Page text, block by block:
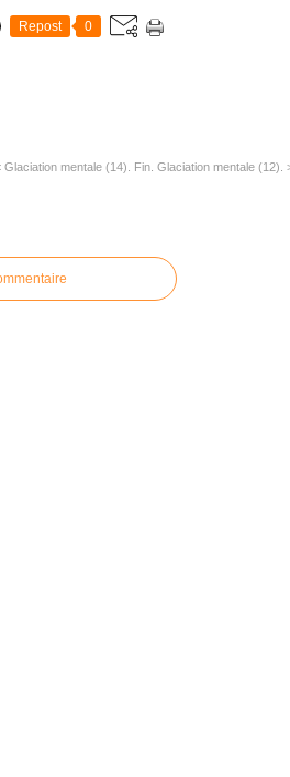
Repost 0
Glaciation mentale (14). Fin. Glaciation mentale (12).